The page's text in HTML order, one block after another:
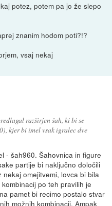
potez, potem pa jo že slepo
znanim hodom poti?!?
vsaj nekaj
razširjen šah, ki bi se
kjer bi imel vsak igralec dve
- šah960. Šahovnica in figure
partije bi naključno določili
omejitvemi, lovca bi bila
po teh pravilih je
pamet bi recimo postalo stvar
možnih kombinacij. Ampak